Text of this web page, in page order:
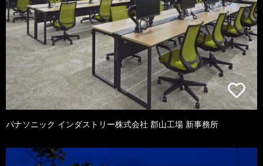
パナソニック インダストリー株式会社 郡山工場 新事務所